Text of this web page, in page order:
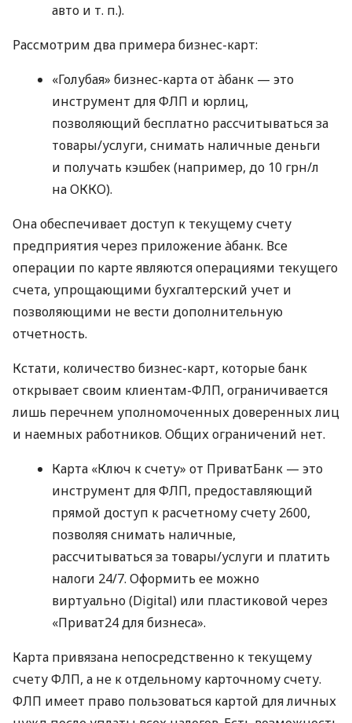
авто и т. п.).
Рассмотрим два примера бизнес-карт:
«Голубая» бизнес-карта от àбанк — это
инструмент для ФЛП и юрлиц,
позволяющий бесплатно рассчитываться за
товары/услуги, снимать наличные деньги
и получать кэшбек (например, до 10 грн/л
на ОККО).
Она обеспечивает доступ к текущему счету
предприятия через приложение àбанк. Все
операции по карте являются операциями текущего
счета, упрощающими бухгалтерский учет и
позволяющими не вести дополнительную
отчетность.
Кстати, количество бизнес-карт, которые банк
открывает своим клиентам-ФЛП, ограничивается
лишь перечнем уполномоченных доверенных лиц
и наемных работников. Общих ограничений нет.
Карта «Ключ к счету» от ПриватБанк — это
инструмент для ФЛП, предоставляющий
прямой доступ к расчетному счету 2600,
позволяя снимать наличные,
рассчитываться за товары/услуги и платить
налоги 24/7. Оформить ее можно
виртуально (Digital) или пластиковой через
«Приват24 для бизнеса».
Карта привязана непосредственно к текущему
счету ФЛП, а не к отдельному карточному счету.
ФЛП имеет право пользоваться картой для личных